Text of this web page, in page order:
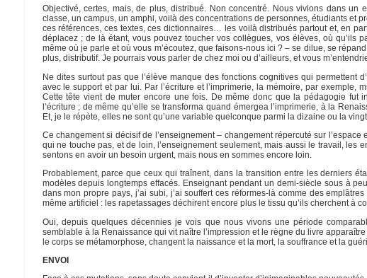
Objectivé, certes, mais, de plus, distribué. Non concentré. Nous vivions dans
classe, un campus, un amphi, voilà des concentrations de personnes, étudiants et
ces références, ces textes, ces dictionnaires… les voilà distribués partout et, en
déplacez ; de là étant, vous pouvez toucher vos collègues, vos élèves, où qu’ils
même où je parle et où vous m’écoutez, que faisons-nous ici ? – se dilue, se
plus, distributif. Je pourrais vous parler de chez moi ou d’ailleurs, et vous
Ne dites surtout pas que l’élève manque des fonctions cognitives qui permettent
avec le support et par lui. Par l’écriture et l’imprimerie, la mémoire, par exemple,
Cette tête vient de muter encore une fois. De même donc que la pédagogie fut
l’écriture ; de même qu’elle se transforma quand émergea l’imprimerie, à la
Et, je le répète, elles ne sont qu’une variable quelconque parmi la dizaine ou la
Ce changement si décisif de l’enseignement – changement répercuté sur
qui ne touche pas, et de loin, l’enseignement seulement, mais aussi le travail, les
sentons en avoir un besoin urgent, mais nous en sommes encore loin.
Probablement, parce que ceux qui traînent, dans la transition entre les derniers
modèles depuis longtemps effacés. Enseignant pendant un demi-siècle sous à
dans mon propre pays, j’ai subi, j’ai souffert ces réformes-là comme des
même artificiel : les rapetassages déchirent encore plus le tissu qu’ils cherchent à
Oui, depuis quelques décennies je vois que nous vivons une période
semblable à la Renaissance qui vit naître l’impression et le règne du livre
le corps se métamorphose, changent la naissance et la mort, la souffrance et la
ENVOI